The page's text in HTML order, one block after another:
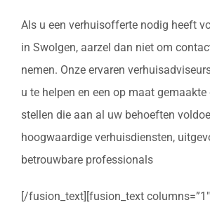
Als u een verhuisofferte nodig heeft
in Swolgen, aarzel dan niet om
nemen. Onze ervaren
u te helpen en een op maat
stellen die aan al uw behoeften
hoogwaardige verhuisdiensten,
betrouwbare professionals
[/fusion_text][fusion_text columns=”1″